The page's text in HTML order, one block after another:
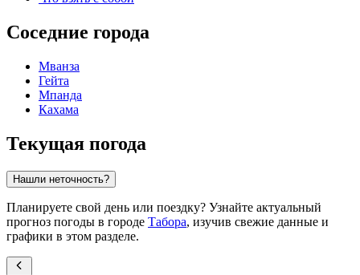
Соседние города
Мванза
Гейта
Мпанда
Кахама
Текущая погода
Нашли неточность?
Планируете свой день или поездку? Узнайте актуальный
прогноз погоды в городе Табора, изучив свежие данные и
графики в этом разделе.